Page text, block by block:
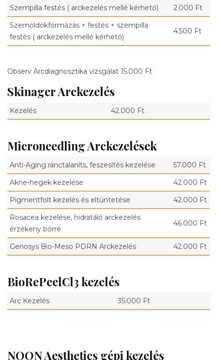
Szempilla festés ( arckezelés mellé kérhető)
2.000 Ft
Szemöldökformázás + festés + szempilla
festés ( arckezelés mellé kérhető)
4.500 Ft
Observ Arcdiagnosztika vizsgálat 15.000 Ft
Skinager Arckezelés
Kezelés 42.000 Ft
Microneedling Arckezelések
Anti-Aging ránctalaníts, feszesítés kezelése
57.000 Ft
Akne-hegek kezelése
42.000 Ft
Pigmentfolt kezelés és eltüntetése
42.000 Ft
Rosacea kezelése, hidratáló arckezelés
érzékeny bőrre
46.000 Ft
Genosys Bio-Meso PDRN Arckezelés 42.000 Ft
BioRePeelCl3 kezelés
Arc Kezelés 35.000 Ft
NOON Aesthetics gépi kezelés